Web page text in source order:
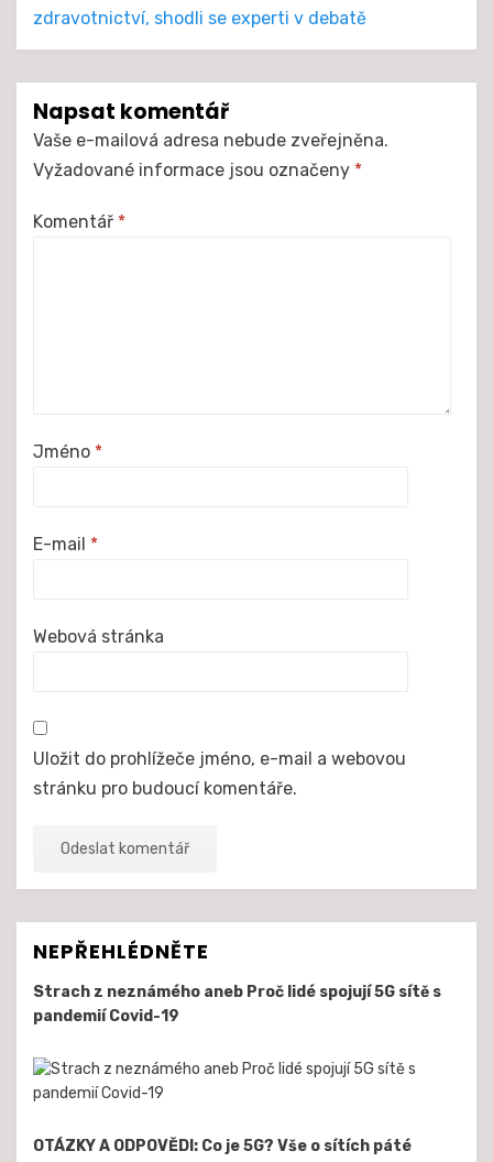
zdravotnictví, shodli se experti v debatě
Napsat komentář
Vaše e-mailová adresa nebude zveřejněna.
Vyžadované informace jsou označeny *
Komentář *
Jméno *
E-mail *
Webová stránka
Uložit do prohlížeče jméno, e-mail a webovou
stránku pro budoucí komentáře.
NEPŘEHLÉDNĚTE
Strach z neznámého aneb Proč lidé spojují 5G sítě s
pandemií Covid-19
OTÁZKY A ODPOVĚDI: Co je 5G? Vše o sítích páté